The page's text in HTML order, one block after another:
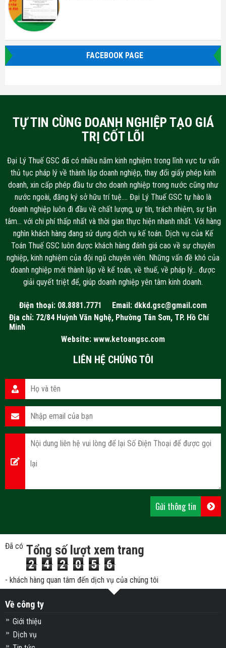
FACEBOOK PAGE
TỰ TIN CÙNG DOANH NGHIỆP TẠO GIÁ
TRỊ CỐT LÕI
Đại Lý Thuế GSC đã có nhiều năm kinh nghiệm trong lĩnh vực tư vấn
thủ tục pháp lý về thành lập doanh nghiệp, thay đổi giấy phép kinh
doanh, xin cấp phép đầu tư cho doanh nghiệp trong nước cũng như
nước ngoài, đăng ký sở hữu trí tuệ…. Đại Lý Thuế GSC tự hào là
doanh nghiệp luôn đi đầu về chất lượng, uy tín, trách nhiệm, sự tận
tâm… với chi phí thấp nhất và thời gian thực hiện nhanh nhất. Với hàng
nghìn khách hàng đang sử dụng dịch vụ kế toán. Dịch vụ của Kế
Toán Thuế GSC luôn được khách hàng đánh giá cao về sự chuyên
nghiệp, kinh nghiệm của đội ngũ chuyên viên. Những vấn đề khó của
doanh nghiệp mới thành lập về kế toán, về thuế, về pháp lý… được
giải quyết triệt để, giúp doanh nghiệp yên tâm kinh doanh.
Điện thoại: 08.8881.7771 Email: dkkd.gsc@gmail.com
Địa chỉ: 72/84 Huỳnh Văn Nghệ, Phường Tân Sơn, TP. Hồ Chí
Minh
Website: www.ketoangsc.com
LIÊN HỆ CHÚNG TÔI
Đã có Tổng số lượt xem trang
2 4 2 0 5 6
- khách hàng quan tâm đến dịch vụ của chúng tôi
Về công ty
Giới thiệu
Dịch vụ